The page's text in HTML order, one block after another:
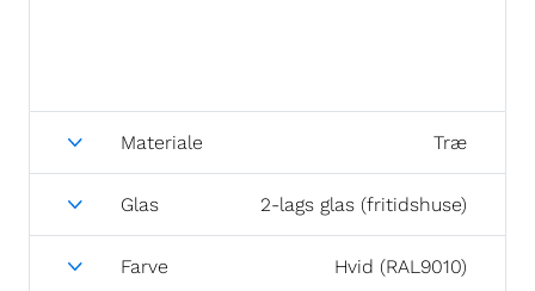
Materiale Træ
Glas 2-lags glas (fritidshuse)
Farve Hvid (RAL9010)